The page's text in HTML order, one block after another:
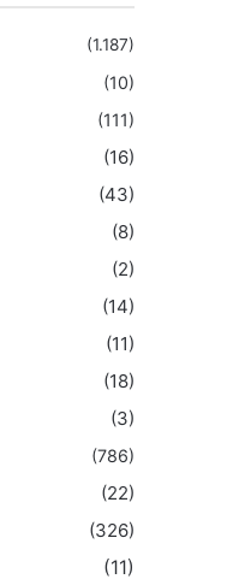
(1.187)
(10)
(111)
(16)
(43)
(8)
(2)
(14)
(11)
(18)
(3)
(786)
(22)
(326)
(11)